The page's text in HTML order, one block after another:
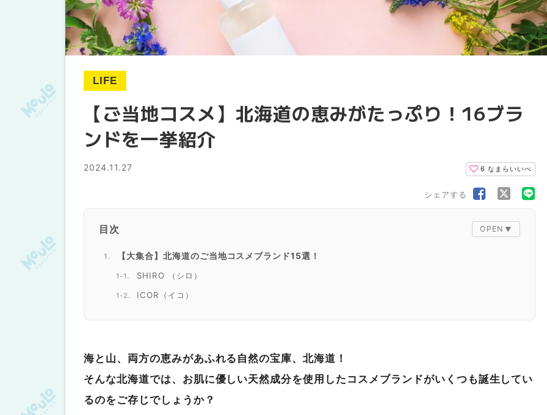
LIFE
【ご当地コスメ】北海道の恵みがたっぷり！16ブラ
ンドを一挙紹介
2024.11.27 6 なまらいいべ
シェアする
目次
【大集合】北海道のご当地コスメブランド15選！
SHIRO （シロ）
ICOR（イコ）
Savon de Siesta （サボン デ シエスタ）
MYSTAR （マイスター）
海と山、両方の恵みがあふれる自然の宝庫、北海道！
そんな北海道では、お肌に優しい天然成分を使用したコスメブランドがいくつも誕生してい
るのをご存じでしょうか？